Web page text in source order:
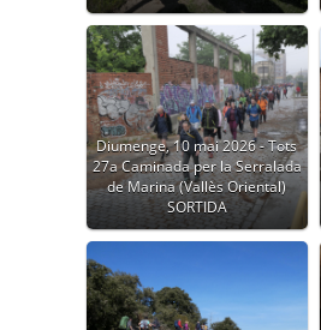
Diumenge, 10 mai 2026 - Tots
27a Caminada per la Serralada
de Marina (Vallès Oriental)
SORTIDA